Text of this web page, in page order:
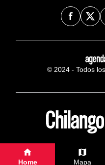
© 2024 - Todos
Home Mapa